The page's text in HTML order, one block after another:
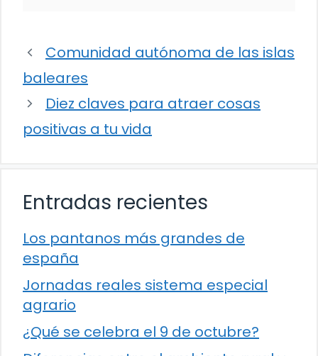
Comunidad autónoma de las islas
baleares
Diez claves para atraer cosas
positivas a tu vida
Entradas recientes
Los pantanos más grandes de
españa
Jornadas reales sistema especial
agrario
¿Qué se celebra el 9 de octubre?